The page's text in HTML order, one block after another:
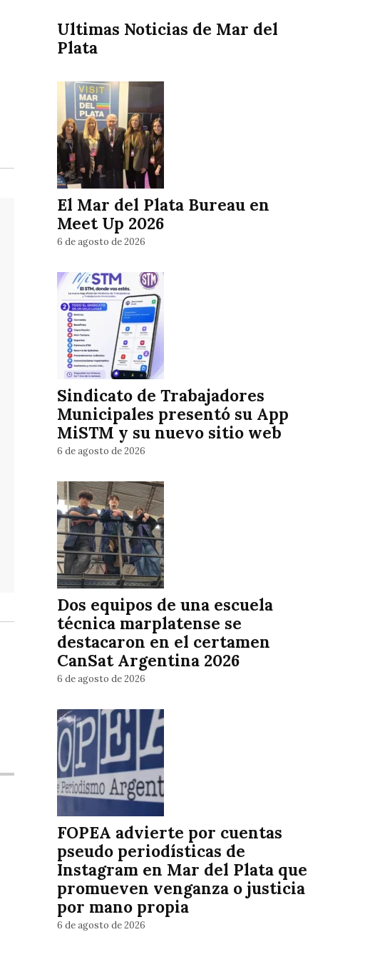
Ultimas Noticias de Mar del
Plata
El Mar del Plata Bureau en
Meet Up 2026
6 de agosto de 2026
Sindicato de Trabajadores
Municipales presentó su App
MiSTM y su nuevo sitio web
6 de agosto de 2026
Dos equipos de una escuela
técnica marplatense se
destacaron en el certamen
CanSat Argentina 2026
6 de agosto de 2026
FOPEA advierte por cuentas
pseudo periodísticas de
Instagram en Mar del Plata que
promueven venganza o justicia
por mano propia
6 de agosto de 2026